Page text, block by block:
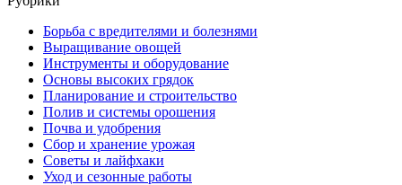
Борьба с вредителями и болезнями
Выращивание овощей
Инструменты и оборудование
Основы высоких грядок
Планирование и строительство
Полив и системы орошения
Почва и удобрения
Сбор и хранение урожая
Советы и лайфхаки
Уход и сезонные работы